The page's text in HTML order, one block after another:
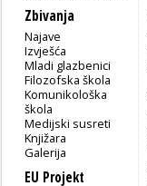
Zbivanja
Najave
Izvješća
Mladi glazbenici
Filozofska škola
Komunikološka
škola
Medijski susreti
Knjižara
Galerija
EU Projekt